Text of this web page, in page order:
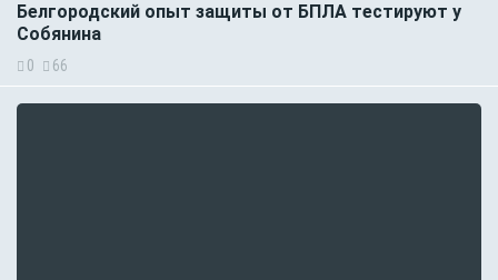
Белгородский опыт защиты от БПЛА тестируют у
Собянина
0 66